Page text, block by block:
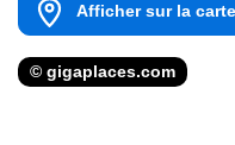
Afficher sur la
© gigaplaces.com